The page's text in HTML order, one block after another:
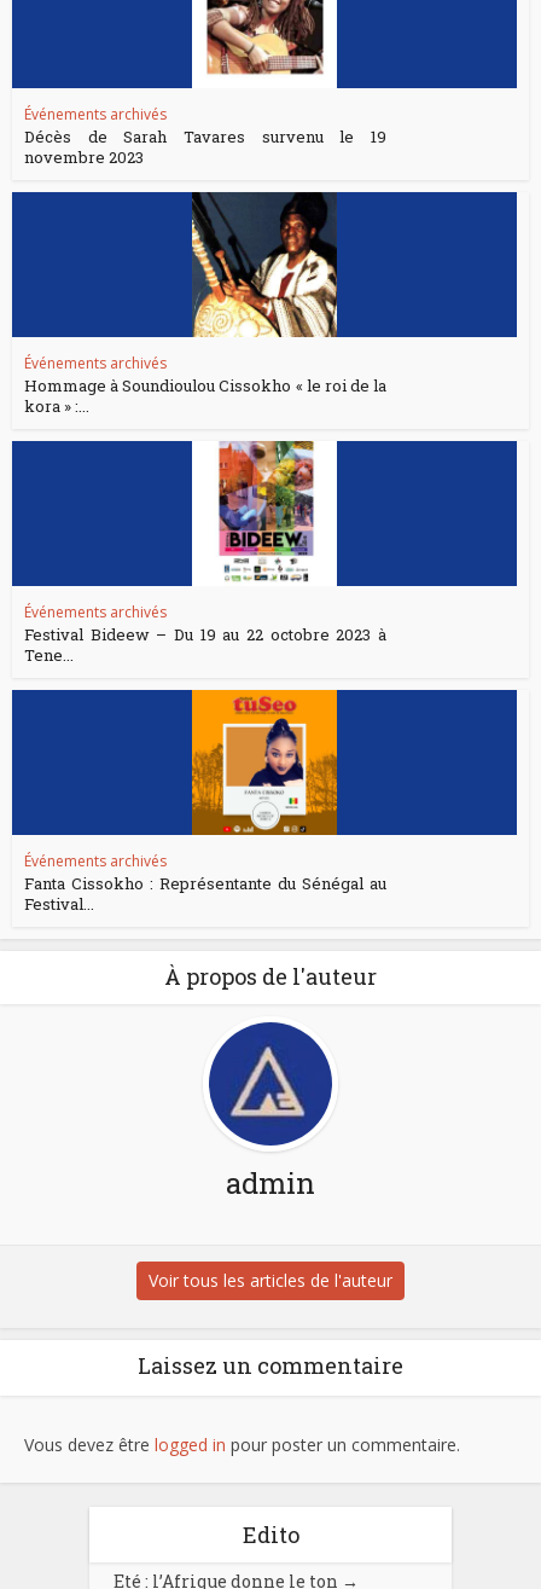
Événements archivés
Décès de Sarah Tavares survenu le 19
novembre 2023
Événements archivés
Hommage à Soundioulou Cissokho « le roi de la
kora » :...
Événements archivés
Festival Bideew – Du 19 au 22 octobre 2023 à
Tene...
Événements archivés
Fanta Cissokho : Représentante du Sénégal au
Festival...
À propos de l'auteur
admin
Voir tous les articles de l'auteur
Laissez un commentaire
Vous devez être logged in pour poster un commentaire.
Edito
Eté : l’Afrique donne le ton →